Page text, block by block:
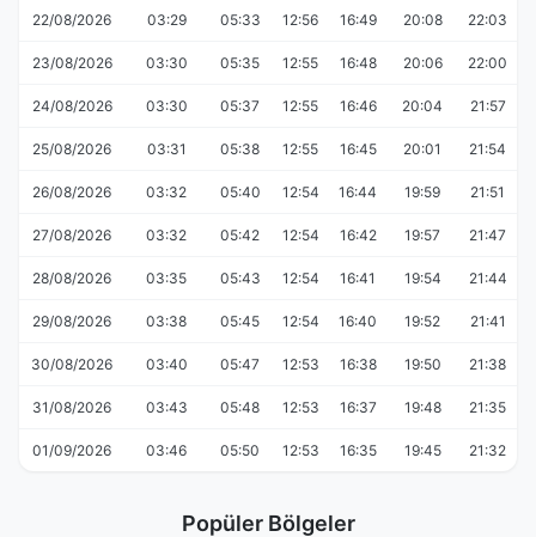
22/08/2026 03:29 05:33 12:56 16:49 20:08 22:03
23/08/2026 03:30 05:35 12:55 16:48 20:06 22:00
24/08/2026 03:30 05:37 12:55 16:46 20:04 21:57
25/08/2026 03:31 05:38 12:55 16:45 20:01 21:54
26/08/2026 03:32 05:40 12:54 16:44 19:59 21:51
27/08/2026 03:32 05:42 12:54 16:42 19:57 21:47
28/08/2026 03:35 05:43 12:54 16:41 19:54 21:44
29/08/2026 03:38 05:45 12:54 16:40 19:52 21:41
30/08/2026 03:40 05:47 12:53 16:38 19:50 21:38
31/08/2026 03:43 05:48 12:53 16:37 19:48 21:35
01/09/2026 03:46 05:50 12:53 16:35 19:45 21:32
Popüler Bölgeler